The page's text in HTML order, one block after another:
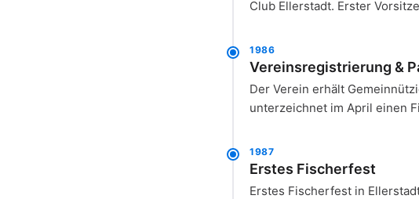
Club Ellerstadt. Erster
1986
Vereinsregistrierung &
Der Verein erhält
unterzeichnet im April einen
1987
Erstes Fischerfest
Erstes Fischerfest in